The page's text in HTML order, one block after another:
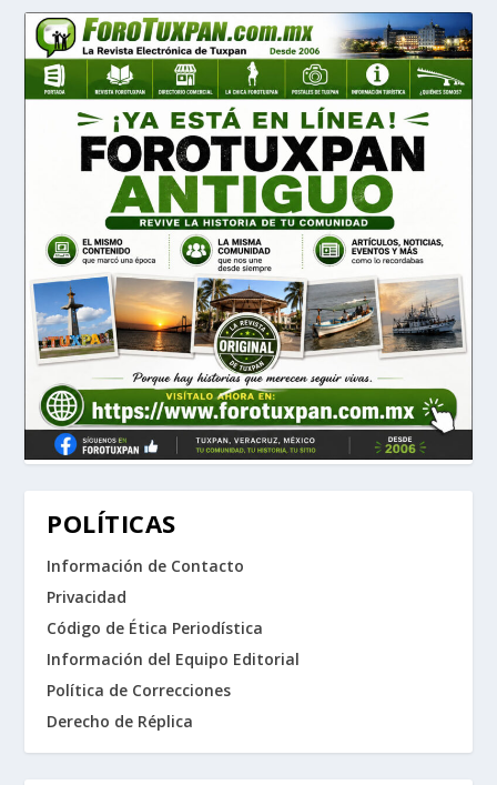
POLÍTICAS
Información de Contacto
Privacidad
Código de Ética Periodística
Información del Equipo Editorial
Política de Correcciones
Derecho de Réplica